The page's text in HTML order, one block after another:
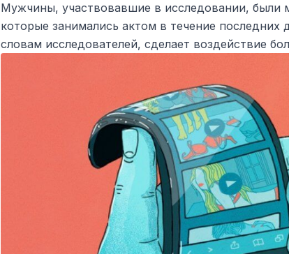
Мужчины, участвовавшие в исследовании, были
которые занимались актом в течение последних
словам исследователей, сделает воздействие